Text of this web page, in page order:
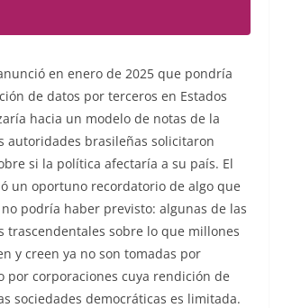
en enero de 2025 que pondría
de datos por terceros en Estados
hacia un modelo de notas de la
autoridades brasileñas solicitaron
si la política afectaría a su país. El
un oportuno recordatorio de algo que
podría haber previsto: algunas de las
trascendentales sobre lo que millones
y creen ya no son tomadas por
por corporaciones cuya rendición de
sociedades democráticas es limitada.